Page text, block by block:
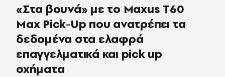
«Στα βουνά» με το Maxus T60
Max Pick-Up που ανατρέπει τα
δεδομένα στα ελαφρά
επαγγελματικά και pick up
οχήματα